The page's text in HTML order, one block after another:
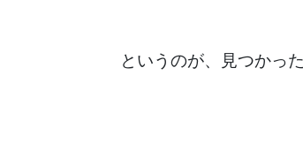
というのが、見つかった